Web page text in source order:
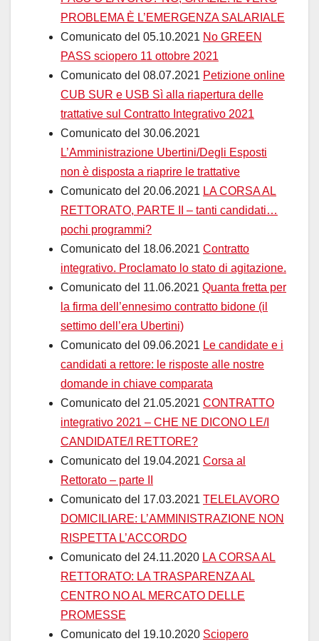
PROBLEMA È L’EMERGENZA SALARIALE
Comunicato del 05.10.2021 No GREEN
PASS sciopero 11 ottobre 2021
Comunicato del 08.07.2021 Petizione online
CUB SUR e USB Sì alla riapertura delle
trattative sul Contratto Integrativo 2021
Comunicato del 30.06.2021
L’Amministrazione Ubertini/Degli Esposti
non è disposta a riaprire le trattative
Comunicato del 20.06.2021 LA CORSA AL
RETTORATO, PARTE II – tanti candidati…
pochi programmi?
Comunicato del 18.06.2021 Contratto
integrativo. Proclamato lo stato di agitazione.
Comunicato del 11.06.2021 Quanta fretta per
la firma dell’ennesimo contratto bidone (il
settimo dell’era Ubertini)
Comunicato del 09.06.2021 Le candidate e i
candidati a rettore: le risposte alle nostre
domande in chiave comparata
Comunicato del 21.05.2021 CONTRATTO
integrativo 2021 – CHE NE DICONO LE/I
CANDIDATE/I RETTORE?
Comunicato del 19.04.2021 Corsa al
Rettorato – parte II
Comunicato del 17.03.2021 TELELAVORO
DOMICILIARE: L’AMMINISTRAZIONE NON
RISPETTA L’ACCORDO
Comunicato del 24.11.2020 LA CORSA AL
RETTORATO: LA TRASPARENZA AL
CENTRO NO AL MERCATO DELLE
PROMESSE
Comunicato del 19.10.2020 Sciopero